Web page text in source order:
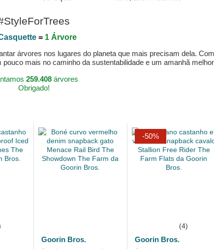
= 1 Árvore
árvores nos lugares do planeta que mais precisam dela.
mais no caminho da sustentabilidade e um amanhã
259.408árvores
Obrigado!
Goorin Bros.
-50%
(4)
Goorin Bros.